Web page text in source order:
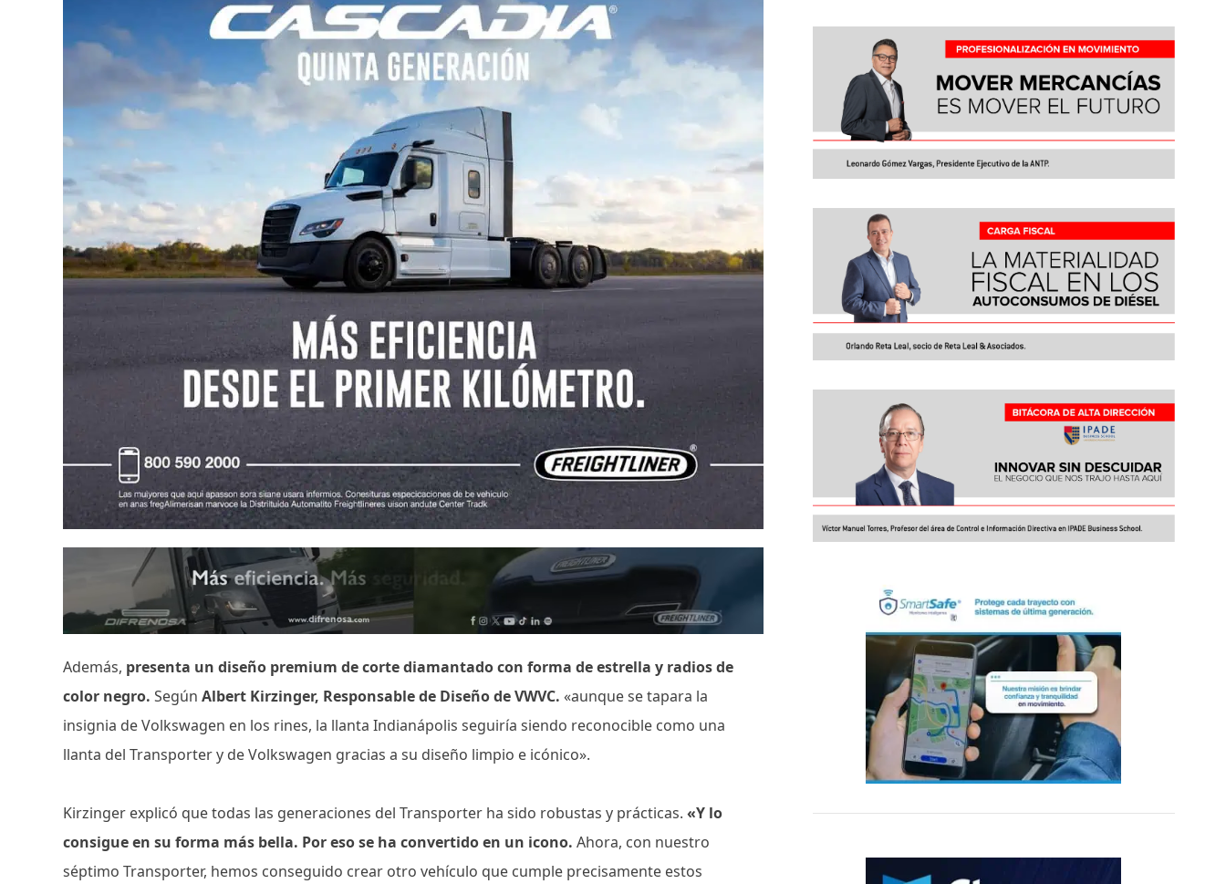
Además, presenta un diseño premium de corte diamantado con forma de estrella y radios de
color negro.SegúnAlbert Kirzinger, Responsable de Diseño de VWVC.«aunque se tapara la
insignia de Volkswagen en los rines, la llanta Indianápolis seguiría siendo reconocible como una
llanta del Transporter y de Volkswagen gracias a su diseño limpio e icónico».
Kirzinger explicó que todas las generaciones del Transporter ha sido robustas y prácticas.«Y lo
consigue en su forma más bella. Por eso se ha convertido en un icono.Ahora, con nuestro
séptimo Transporter, hemos conseguido crear otro vehículo que cumple precisamente estos